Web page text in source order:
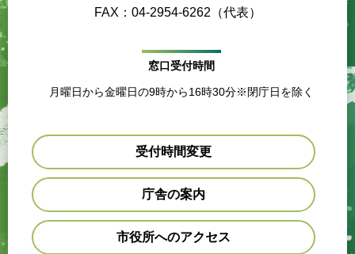
FAX：04-2954-6262（代表）
窓口受付時間
月曜日から金曜日の9時から16時30分※閉庁日を除く
受付時間変更
庁舎の案内
市役所へのアクセス